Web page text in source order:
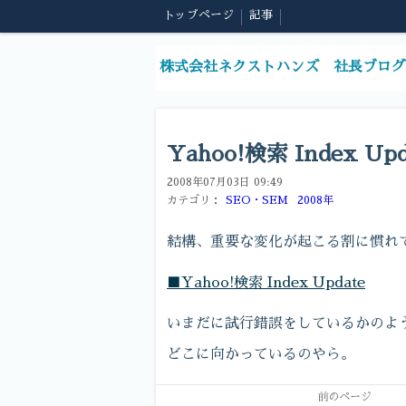
トップページ 記事
株式会社ネクストハンズ 社長ブログ
Yahoo!検索 Index
2008年07月03日 09:49
カテゴリ：
SEO・SEM 2008年
結構、重要な変化が起こる割に慣
■Yahoo!検索 Index Update
いまだに試行錯誤をしているかのよ
どこに向かっているのやら。
前のページ